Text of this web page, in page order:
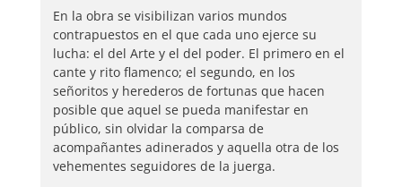
En la obra se visibilizan varios mundos
contrapuestos en el que cada uno ejerce su
lucha: el del Arte y el del poder. El primero en el
cante y rito flamenco; el segundo, en los
señoritos y herederos de fortunas que hacen
posible que aquel se pueda manifestar en
público, sin olvidar la comparsa de
acompañantes adinerados y aquella otra de los
vehementes seguidores de la juerga.